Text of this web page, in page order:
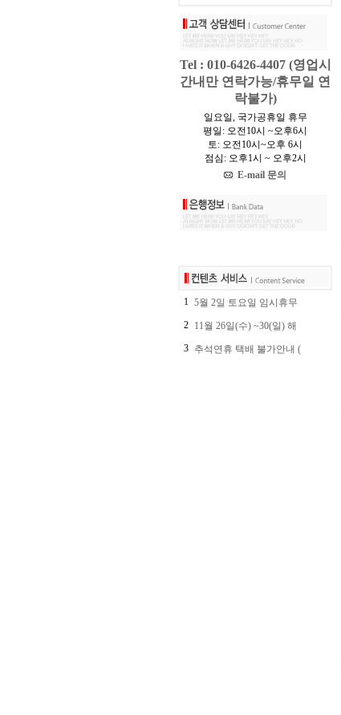
Tel : 010-6426-4407 (영업시
간내만 연락가능/휴무일 연
락불가)
일요일, 국가공휴일 휴무
평일: 오전10시 ~오후6시
토: 오전10시~오후 6시
점심: 오후1시 ~ 오후2시
E-mail 문의
1 5월 2일 토요일 임시휴무
2 11월 26일(수) ~30(일) 해
3 추석연휴 택배 불가안내 (